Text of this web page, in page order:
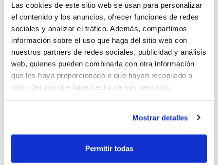
Las cookies de este sitio web se usan para personalizar
el contenido y los anuncios, ofrecer funciones de redes
sociales y analizar el tráfico. Además, compartimos
información sobre el uso que haga del sitio web con
nuestros partners de redes sociales, publicidad y análisis
web, quienes pueden combinarla con otra información
que les haya proporcionado o que hayan recopilado a
partir del uso que haya hecho de sus servicios.
Mostrar detalles
Permitir todas
accederán a las Eliminatorias, previas a la Fase Final
Autonómica.
Clasifican los dos mejores de cada grupo. En el Grupo
1 y si no se produce ninguna incidencia, Ciudad Ros
Casares Valencia y B.F. San Blas Alicante-Colchones
Ecus ya tienen asegurada la clasificación. En el Grupo
2, sólo el C.B. Oliva tiene ya los dos pies en las
En el Grupo 3, Coycama N.B.F. Castelló y U.B.F. Torrent
se confirmarán como los aspirantes a la Fase Final. Y
en el Grupo 4, Picken Claret A tiene asegurada una de
las plazas y la otra se la jugarán en enfrentamiento